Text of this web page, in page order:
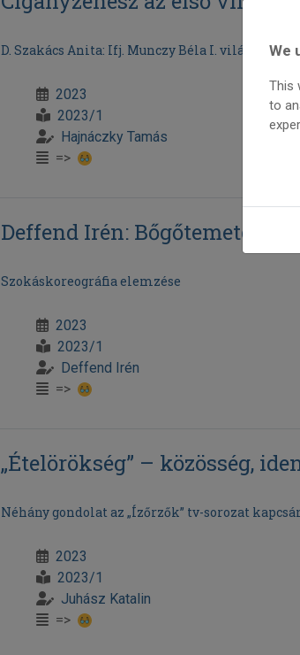
D. Szakács Anita: Ifj. Munczy Béla I.
2023
2023/1
Hajnáczky Tamás
=>
Deffend Irén: Bőgőtemetés
Szokáskoreográfia elemzése
2023
2023/1
Deffend Irén
=>
„Ételörökség” – közösség,
Néhány gondolat az „Ízőrzők” tv-sorozat
2023
2023/1
Juhász Katalin
=>
We
This
to